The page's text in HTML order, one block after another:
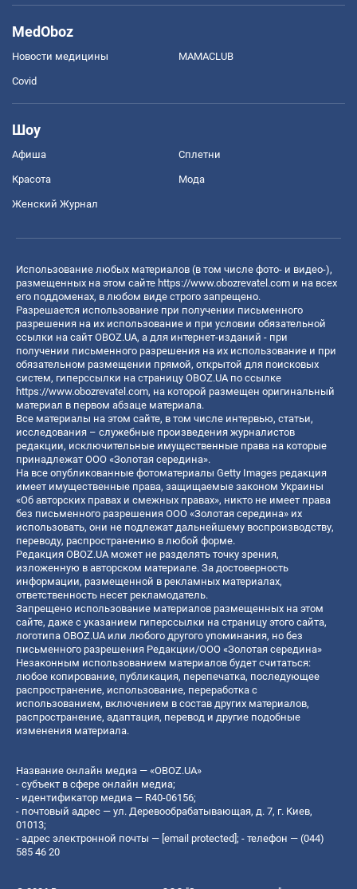
MedOboz
Новости медицины MAMACLUB
Covid
Шоу
Афиша Сплетни
Красота Мода
Женский Журнал
Использование любых материалов (в том числе фото- и видео-),
размещенных на этом сайте https://www.obozrevatel.com и на всех
его поддоменах, в любом виде строго запрещено.
Разрешается использование при получении письменного
разрешения на их использование и при условии обязательной
ссылки на сайт OBOZ.UA, а для интернет-изданий - при
получении письменного разрешения на их использование и при
обязательном размещении прямой, открытой для поисковых
систем, гиперссылки на страницу OBOZ.UA по ссылке
https://www.obozrevatel.com, на которой размещен оригинальный
материал в первом абзаце материала.
Все материалы на этом сайте, в том числе интервью, статьи,
исследования – служебные произведения журналистов
редакции, исключительные имущественные права на которые
принадлежат ООО «Золотая середина».
На все опубликованные фотоматериалы Getty Images редакция
имеет имущественные права, защищаемые законом Украины
«Об авторских правах и смежных правах», никто не имеет права
без письменного разрешения ООО «Золотая середина» их
использовать, они не подлежат дальнейшему воспроизводству,
переводу, распространению в любой форме.
Редакция OBOZ.UA может не разделять точку зрения,
изложенную в авторском материале. За достоверность
информации, размещенной в рекламных материалах,
ответственность несет рекламодатель.
Запрещено использование материалов размещенных на этом
сайте, даже с указанием гиперссылки на страницу этого сайта,
логотипа OBOZ.UA или любого другого упоминания, но без
письменного разрешения Редакции/ООО «Золотая середина»
Незаконным использованием материалов будет считаться:
любое копирование, публикация, перепечатка, последующее
распространение, использование, переработка с
использованием, включением в состав других материалов,
распространение, адаптация, перевод и другие подобные
изменения материала.
Название онлайн медиа — «OBOZ.UA»
- субъект в сфере онлайн медиа;
- идентификатор медиа — R40-06156;
- почтовый адрес — ул. Деревообрабатывающая, д. 7, г. Киев,
01013;
- адрес электронной почты — [email protected]; - телефон — (044)
585 46 20